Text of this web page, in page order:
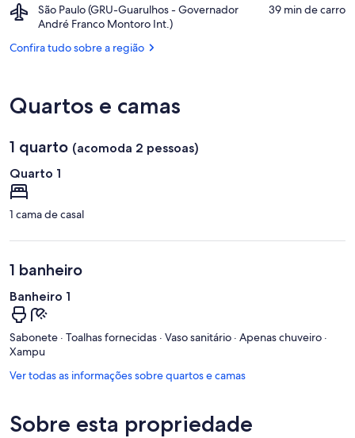
Paulista
São Paulo (GRU-Guarulhos - Governador
André Franco Montoro Int.)
Airport,
São
(GRU-
André
Int.)
‪39 min de carro‬
Confira tudo sobre a região
Quartos e camas
1 quarto (acomoda 2 pessoas)
Quarto 1
1 cama de casal
1 banheiro
Banheiro 1
Sabonete · Toalhas fornecidas · Vaso sanitário · Apenas chuveiro ·
Xampu
Ver todas as informações sobre quartos e camas
Sobre esta propriedade